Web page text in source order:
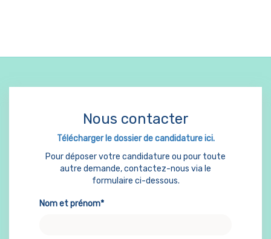
Nous contacter
Télécharger le dossier de candidature ici.
Pour déposer votre candidature ou pour toute
autre demande, contactez-nous via le
formulaire ci-dessous.
Nom et prénom*